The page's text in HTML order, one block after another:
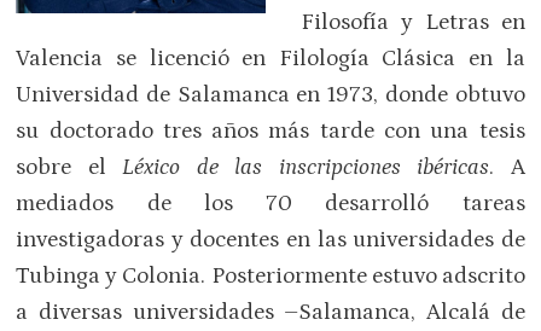
Filosofía y Letras en
Valencia se licenció en Filología Clásica en la
Universidad de Salamanca en 1973, donde obtuvo
su doctorado tres años más tarde con una tesis
sobre elLéxico de las inscripciones ibéricas. A
mediados de los 70 desarrolló tareas
investigadoras y docentes en las universidades de
Tubinga y Colonia. Posteriormente estuvo adscrito
a diversas universidades –Salamanca, Alcalá de